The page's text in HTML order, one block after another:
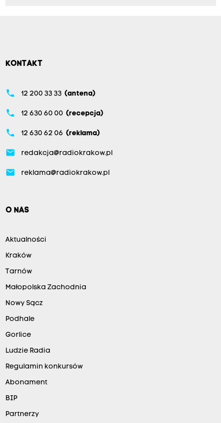
KONTAKT
phone 12 200 33 33 (antena)
phone 12 630 60 00 (recepcja)
phone 12 630 62 06 (reklama)
email redakcja@radiokrakow.pl
email reklama@radiokrakow.pl
O NAS
Aktualności
Kraków
Tarnów
Małopolska Zachodnia
Nowy Sącz
Podhale
Gorlice
Ludzie Radia
Regulamin konkursów
Abonament
BIP
Partnerzy